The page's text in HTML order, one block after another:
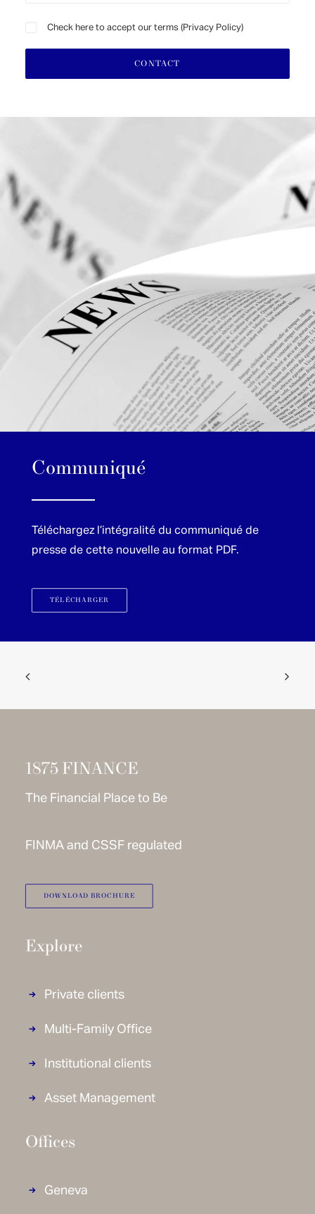
Check here to accept our terms (Privacy Policy)
Communiqué
Téléchargez l’intégralité du communiqué de
presse de cette nouvelle au format PDF.
TÉLÉCHARGER
1875 FINANCE
The Financial Place to Be
FINMA and CSSF regulated
DOWNLOAD BROCHURE
Explore
Private clients
Multi-Family Office
Institutional clients
Asset Management
Offices
Geneva